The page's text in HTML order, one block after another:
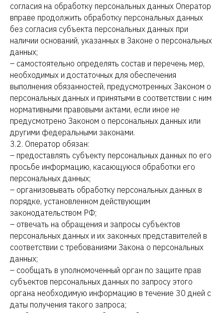
согласия на обработку персональных данных Оператор
вправе продолжить обработку персональных данных
без согласия субъекта персональных данных при
наличии оснований, указанных в Законе о персональных
данных;
– самостоятельно определять состав и перечень мер,
необходимых и достаточных для обеспечения
выполнения обязанностей, предусмотренных Законом о
персональных данных и принятыми в соответствии с ним
нормативными правовыми актами, если иное не
предусмотрено Законом о персональных данных или
другими федеральными законами.
3.2. Оператор обязан:
– предоставлять субъекту персональных данных по его
просьбе информацию, касающуюся обработки его
персональных данных;
– организовывать обработку персональных данных в
порядке, установленном действующим
законодательством РФ;
– отвечать на обращения и запросы субъектов
персональных данных и их законных представителей в
соответствии с требованиями Закона о персональных
данных;
– сообщать в уполномоченный орган по защите прав
субъектов персональных данных по запросу этого
органа необходимую информацию в течение 30 дней с
даты получения такого запроса;